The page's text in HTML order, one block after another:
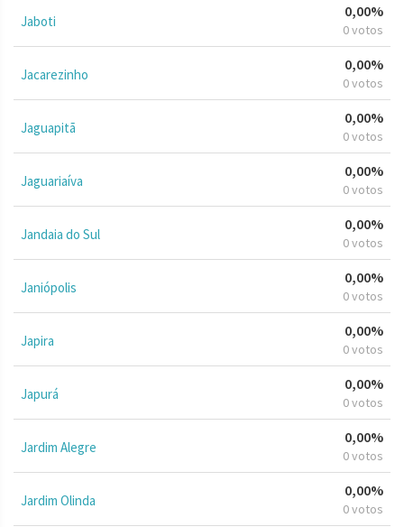
Jaboti
0,00%
0 votos
Jacarezinho
0,00%
0 votos
Jaguapitã
0,00%
0 votos
Jaguariaíva
0,00%
0 votos
Jandaia do Sul
0,00%
0 votos
Janiópolis
0,00%
0 votos
Japira
0,00%
0 votos
Japurá
0,00%
0 votos
Jardim Alegre
0,00%
0 votos
Jardim Olinda
0,00%
0 votos